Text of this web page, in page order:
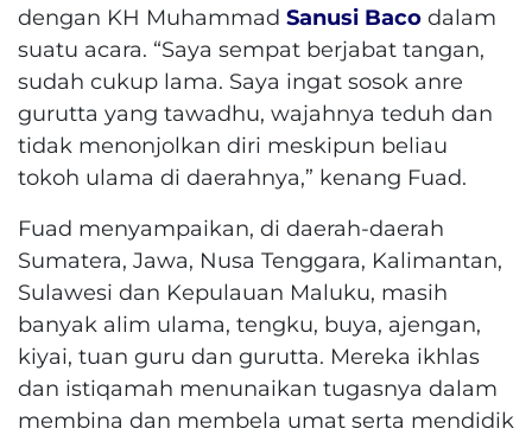
dengan KH Muhammad Sanusi Baco dalam
suatu acara. “Saya sempat berjabat tangan,
sudah cukup lama. Saya ingat sosok anre
gurutta yang tawadhu, wajahnya teduh dan
tidak menonjolkan diri meskipun beliau
tokoh ulama di daerahnya,” kenang Fuad.
Fuad menyampaikan, di daerah-daerah
Sumatera, Jawa, Nusa Tenggara, Kalimantan,
Sulawesi dan Kepulauan Maluku, masih
banyak alim ulama, tengku, buya, ajengan,
kiyai, tuan guru dan gurutta. Mereka ikhlas
dan istiqamah menunaikan tugasnya dalam
membina dan membela umat serta mendidik